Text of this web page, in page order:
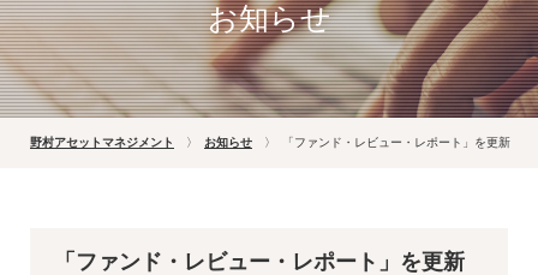
お知らせ
野村アセットマネジメント お知らせ 「ファンド・レビュー・レポート」を更新
「ファンド・レビュー・レポート」を更新